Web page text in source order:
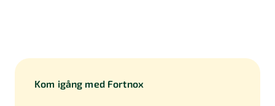
Kom igång med Fortnox